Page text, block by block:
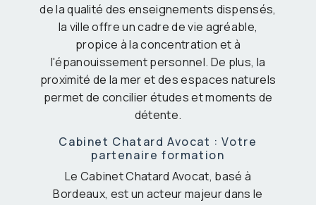
de la qualité des enseignements dispensés,
la ville offre un cadre de vie agréable,
propice à la concentration et à
l'épanouissement personnel. De plus, la
proximité de la mer et des espaces naturels
permet de concilier études et moments de
détente.
Cabinet Chatard Avocat : Votre
partenaire formation
Le Cabinet Chatard Avocat, basé à
Bordeaux, est un acteur majeur dans le